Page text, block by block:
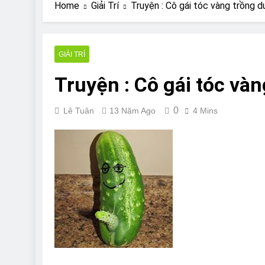
Are Bulldogs
7 Năm Ago
Can Bulldogs
7 Năm Ago
Home Giải Trí Truyện : Cô gái tóc vàng trồng
GIẢI TRÍ
Truyện : Cô gái tóc
Lê Tuân 13 Năm Ago 0 4 Mins